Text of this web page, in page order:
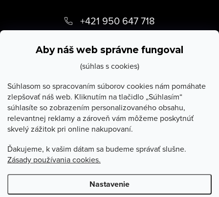
Aby náš web správne fungoval
(súhlas s cookies)
Súhlasom so spracovaním súborov cookies nám pomáhate
zlepšovať náš web. Kliknutím na tlačidlo „Súhlasím“
súhlasíte so zobrazením personalizovaného obsahu,
relevantnej reklamy a zároveň vám môžeme poskytnúť
skvelý zážitok pri online nakupovaní.
Ďakujeme, k vašim dátam sa budeme správať slušne.
Zásady používania cookies.
Nastavenie
p
+421 950 647 718
O Stevula
Poradňa